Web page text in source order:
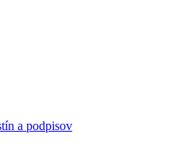
a podpisov